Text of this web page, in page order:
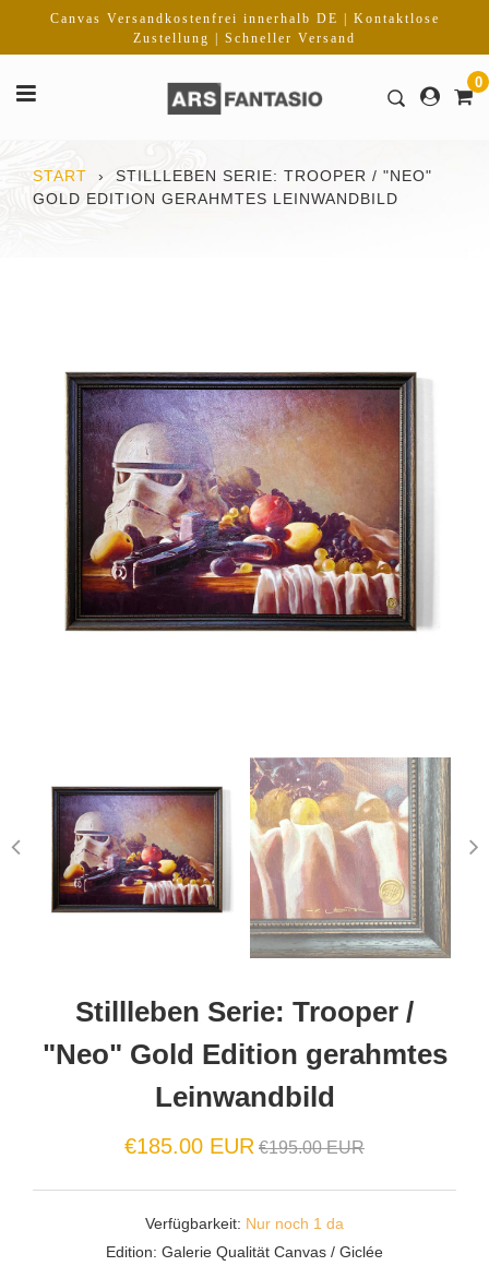
Inhalt
Canvas Versandkostenfrei innerhalb DE | Kontaktlose
Zustellung | Schneller Versand
0
START ›
STILLLEBEN SERIE: TROOPER / "NEO"
GOLD EDITION GERAHMTES LEINWANDBILD
Stillleben Serie: Trooper /
"Neo" Gold Edition gerahmtes
Leinwandbild
€185.00 EUR Normaler
€195.00 EUR
Verfügbarkeit: Nur noch 1 da
Edition: Galerie Qualität Canvas / Giclée